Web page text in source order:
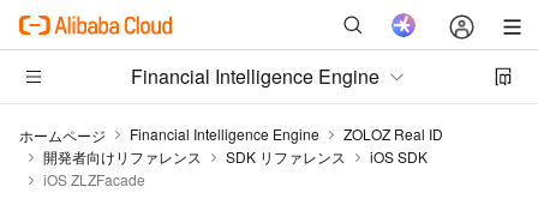
Financial Intelligence Engine
ホームページ Financial Intelligence Engine
ZOLOZ Real ID
開発者向けリファレンス
SDK リファレンス
iOS SDK
iOS ZLZFacade